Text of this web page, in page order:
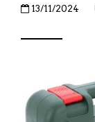
13/11/2024